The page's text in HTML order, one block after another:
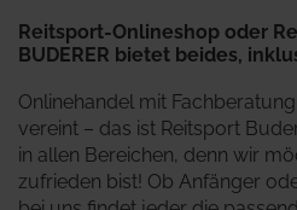
Reitsport-Onlineshop oder
BUDERER bietet beides,
Onlinehandel mit
vereint – das ist Reitsport
in allen Bereichen, denn wir
zufrieden bist! Ob Anfänger